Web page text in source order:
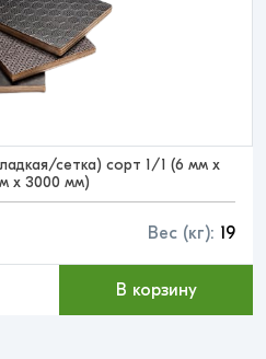
сетка) сорт 1/1 (6 мм x
x 3000 мм)
Вес (кг): 19
В корзину